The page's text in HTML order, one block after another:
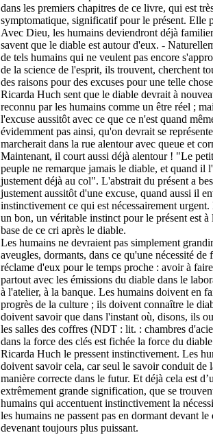
dans les premiers chapitres de ce livre, qui est
symptomatique, significatif pour le présent. Elle
Avec Dieu, les humains deviendront déjà
savent que le diable est autour d'eux. -
de tels humains qui ne veulent pas encore
de la science de l'esprit, ils trouvent, cherchent
des raisons pour des excuses pour une telle
Ricarda Huch sent que le diable devrait à
reconnu par les humains comme un être réel ;
l'excuse aussitôt avec ce que ce n'est quand
évidemment pas ainsi, qu'on devrait se
marcherait dans la rue alentour avec queue et
Maintenant, il court aussi déjà alentour ! "Le petit
peuple ne remarque jamais le diable, et quand il
justement déjà au col". L'abstrait du présent a
justement aussitôt d'une excuse, quand aussi il
instinctivement ce qui est nécessairement urgent.
un bon, un véritable instinct pour le présent est à
base de ce cri après le diable.
Les humains ne devraient pas simplement grandir
aveugles, dormants, dans ce qu'une nécessité de
réclame d'eux pour le temps proche : avoir à faire
partout avec les émissions du diable dans le
à l'atelier, à la banque. Les humains doivent en
progrès de la culture ; ils doivent connaître le
doivent savoir que dans l'instant où, disons, ils
les salles des coffres (NDT : lit. : chambres
dans la force des clés est fichée la force du
Ricarda Huch le pressent instinctivement. Les
doivent savoir cela, car seul le savoir conduit de
manière correcte dans le futur. Et déjà cela est
extrêmement grande signification, que se
humains qui accentuent instinctivement la
les humains ne passent pas en dormant devant le
devenant toujours plus puissant.